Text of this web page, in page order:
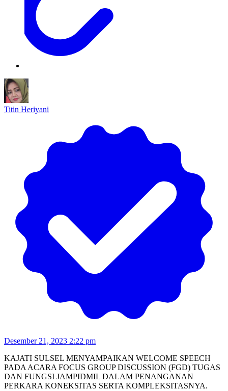
Titin Heriyani
Desember 21, 2023 2:22 pm
KAJATI SULSEL MENYAMPAIKAN WELCOME SPEECH
PADA ACARA FOCUS GROUP DISCUSSION (FGD) TUGAS
DAN FUNGSI JAMPIDMIL DALAM PENANGANAN
PERKARA KONEKSITAS SERTA KOMPLEKSITASNYA.